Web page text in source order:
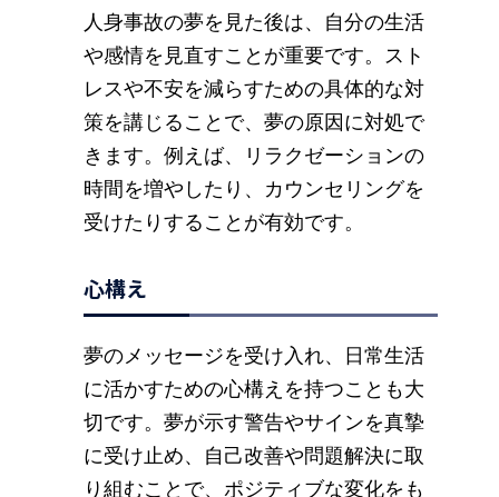
人身事故の夢を見た後は、自分の生活
や感情を見直すことが重要です。スト
レスや不安を減らすための具体的な対
策を講じることで、夢の原因に対処で
きます。例えば、リラクゼーションの
時間を増やしたり、カウンセリングを
受けたりすることが有効です。
心構え
夢のメッセージを受け入れ、日常生活
に活かすための心構えを持つことも大
切です。夢が示す警告やサインを真摯
に受け止め、自己改善や問題解決に取
り組むことで、ポジティブな変化をも